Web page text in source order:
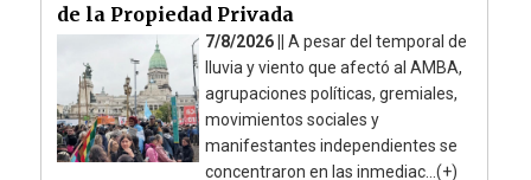
de la Propiedad Privada
7/8/2026 || A pesar del temporal de
lluvia y viento que afectó al AMBA,
agrupaciones políticas, gremiales,
movimientos sociales y
manifestantes independientes se
concentraron en las inmediac...(+)